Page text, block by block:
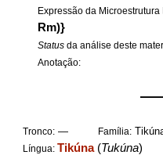
Expressão da
Rm)}
Status da análise deste
Anotação:
Tronco: — Família:
Língua: Tikúna(Tukúna)